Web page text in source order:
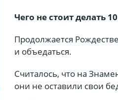
Чего не стоит делать
Продолжается
и объедаться.
Считалось, что на
они не оставили свои